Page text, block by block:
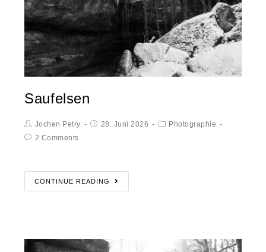
Saufelsen
Jochen Petry 28. Juni 2026
Photographie
2 Comments
CONTINUE READING